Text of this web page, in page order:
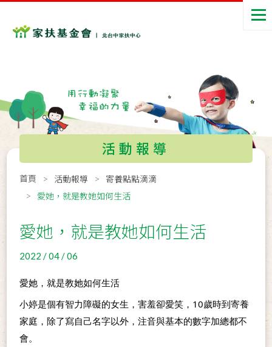
活動報導
首頁 活動報導
寄養點點滴滴
愛她，就是教她如何生活
愛她，就是教她如何生活
2022 / 04 / 06
愛她，就是教她如何生活
小婷是個有智力障礙的女生，害羞卻愛笑，10歲時到寄養
家庭，除了寫自己名字以外，注音與基本的數字加總都不
會。